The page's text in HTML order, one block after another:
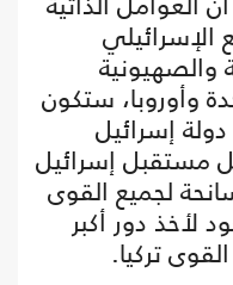
الإسرائيلي
والصهيونية
وأوروبا، ستكون
إسرائيل
مستقبل إسرائيل
لجميع القوى
لأخذ دور أكبر
تركيا.